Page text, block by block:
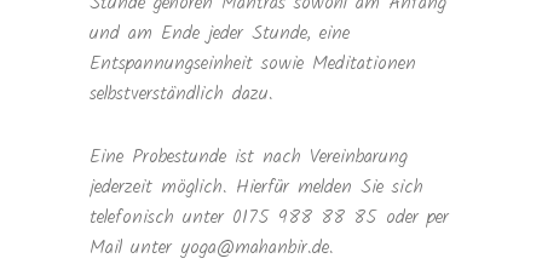
und am Ende jeder Stunde, eine
Entspannungseinheit sowie Meditationen
selbstverständlich dazu.
Eine Probestunde ist nach Vereinbarung
jederzeit möglich. Hierfür melden Sie sich
telefonisch unter 0175 988 88 85 oder per
Mail unter yoga@mahanbir.de.